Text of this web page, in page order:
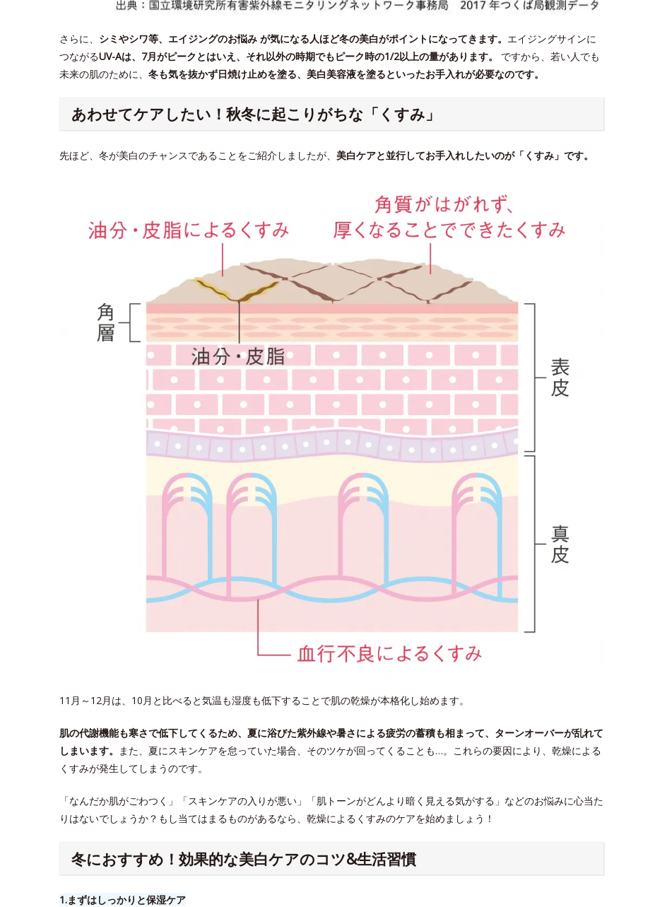
さらに、 シミやシワ等、エイジングのお悩み が気になる人ほど冬の美白がポイントになってきます。 エイジングサインに
つながるUV-Aは、7月がピークとはいえ、それ以外の時期でもピーク時の1/2以上の量があります。
ですから、若い人でも
未来の肌のために、 冬も気を抜かず日焼け止めを塗る、美白美容液を塗るといったお手入れが必要なのです。
あわせてケアしたい！秋冬に起こりがちな「くすみ」
先ほど、冬が美白のチャンスであることをご紹介しましたが、 美白ケアと並行してお手入れしたいのが「くすみ」です。
11月～12月は、10月と比べると気温も湿度も低下することで肌の乾燥が本格化し始めます。
肌の代謝機能も寒さで低下してくるため、夏に浴びた紫外線や暑さによる疲労の蓄積も相まって、ターンオーバーが乱れて
しまいます。 また、夏にスキンケアを怠っていた場合、そのツケが回ってくることも…。これらの要因により、乾燥による
くすみが発生してしまうのです。
「なんだか肌がごわつく」「スキンケアの入りが悪い」「肌トーンがどんより暗く見える気がする」などのお悩みに心当た
りはないでしょうか？もし当てはまるものがあるなら、乾燥によるくすみのケアを始めましょう！
冬におすすめ！効果的な美白ケアのコツ&生活習慣
1.​まずはしっかりと保湿ケア